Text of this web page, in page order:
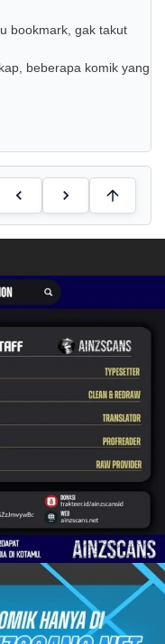
bookmark, gak takut
beberapa komik yang